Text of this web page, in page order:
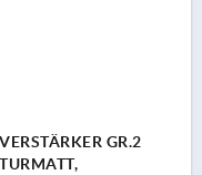
GR.2